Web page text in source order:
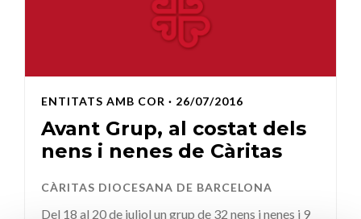
ENTITATS AMB COR · 26/07/2016
Avant Grup, al costat dels
nens i nenes de Càritas
CÀRITAS DIOCESANA DE BARCELONA
Del 18 al 20 de juliol un grup de 32 nens i nenes i 9